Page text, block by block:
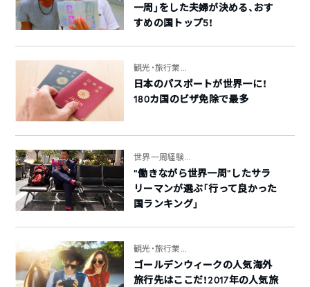
一周」をした夫婦が決める、おす
すめの国トップ5！
観光・旅行業...
日本のパスポートが世界一に！
180カ国のビザ免除で最多
世界一周経験...
“働きながら世界一周”したサラ
リーマンが選ぶ「行って良かった
国ランキング」
観光・旅行業...
ゴールデンウィークの人気海外
旅行先はここだ！2017年の人気旅